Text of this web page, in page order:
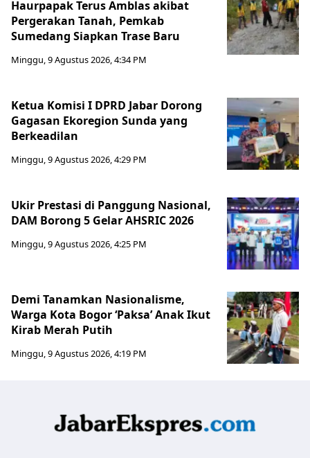
Haurpapak Terus Amblas akibat
Pergerakan Tanah, Pemkab
Sumedang Siapkan Trase Baru
Minggu, 9 Agustus 2026, 4:34 PM
Ketua Komisi I DPRD Jabar Dorong
Gagasan Ekoregion Sunda yang
Berkeadilan
Minggu, 9 Agustus 2026, 4:29 PM
Ukir Prestasi di Panggung Nasional,
DAM Borong 5 Gelar AHSRIC 2026
Minggu, 9 Agustus 2026, 4:25 PM
Demi Tanamkan Nasionalisme,
Warga Kota Bogor ‘Paksa’ Anak Ikut
Kirab Merah Putih
Minggu, 9 Agustus 2026, 4:19 PM